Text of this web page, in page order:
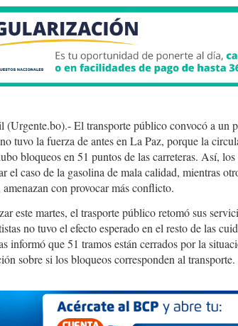
(Urgente.bo).- El transporte público convocó a un
tuvo la fuerza de antes en La Paz, porque la
bloqueos en 51 puntos de las carreteras. Así,
el caso de la gasolina de mala calidad, mientras
con provocar más conflicto.
este martes, el trasporte público retomó sus
no tuvo el efecto esperado en el resto de las
informó que 51 tramos están cerrados por la
sobre si los bloqueos corresponden al transporte.